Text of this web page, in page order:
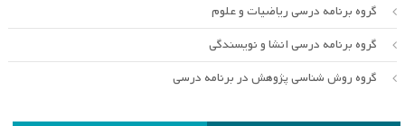
گروه برنامه درسی ریاضیات و علوم
گروه برنامه درسی انشا و نویسندگی
گروه روش شناسی پژوهش در برنامه درسی